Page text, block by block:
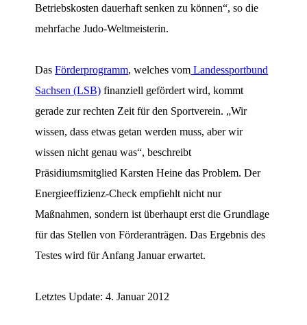
Betriebskosten dauerhaft senken zu können“, so die
mehrfache Judo-Weltmeisterin.
DasFörderprogramm, welches vom Landessportbund
Sachsen (LSB) finanziell gefördert wird, kommt
gerade zur rechten Zeit für den Sportverein. „Wir
wissen, dass etwas getan werden muss, aber wir
wissen nicht genau was“, beschreibt
Präsidiumsmitglied Karsten Heine das Problem. Der
Energieeffizienz-Check empfiehlt nicht nur
Maßnahmen, sondern ist überhaupt erst die Grundlage
für das Stellen von Förderanträgen. Das Ergebnis des
Testes wird für Anfang Januar erwartet.
Letztes Update: 4. Januar 2012